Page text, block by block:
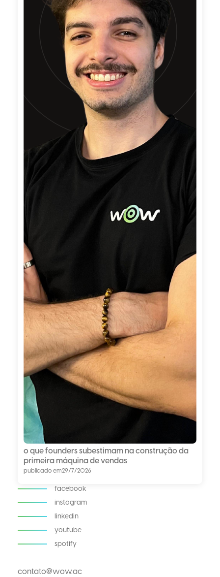
o que founders subestimam na construção da
primeira máquina de vendas
publicado em29/7/2026
facebook
instagram
linkedin
youtube
spotify
contato@wow.ac